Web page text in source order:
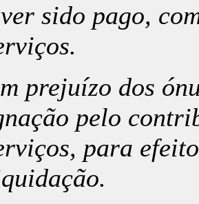
sido pago,
prejuízo dos
pelo
para